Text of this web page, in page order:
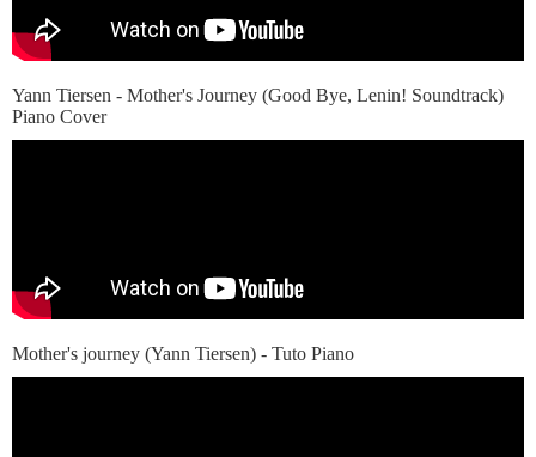
Yann Tiersen - Mother's Journey (Good Bye, Lenin! Soundtrack)
Piano Cover
Mother's journey (Yann Tiersen) - Tuto Piano